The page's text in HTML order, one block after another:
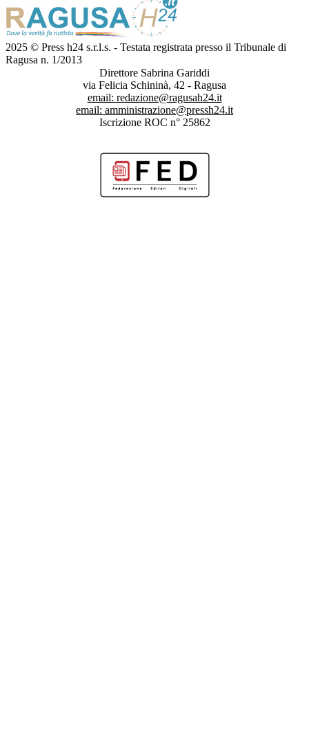
2025 © Press h24 s.r.l.s. - Testata registrata presso il Tribunale di
Ragusa n. 1/2013
Direttore Sabrina Gariddi
via Felicia Schininà, 42 - Ragusa
email: redazione@ragusah24.it
email: amministrazione@pressh24.it
Iscrizione ROC n° 25862